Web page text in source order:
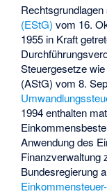
Rechtsgrundlagen
(EStG) vom 16.
1955 in Kraft
Steuergesetze
(AStG) vom 8.
1994 enthalten
Anwendung des
Finanzverwaltung
Bundesregierung